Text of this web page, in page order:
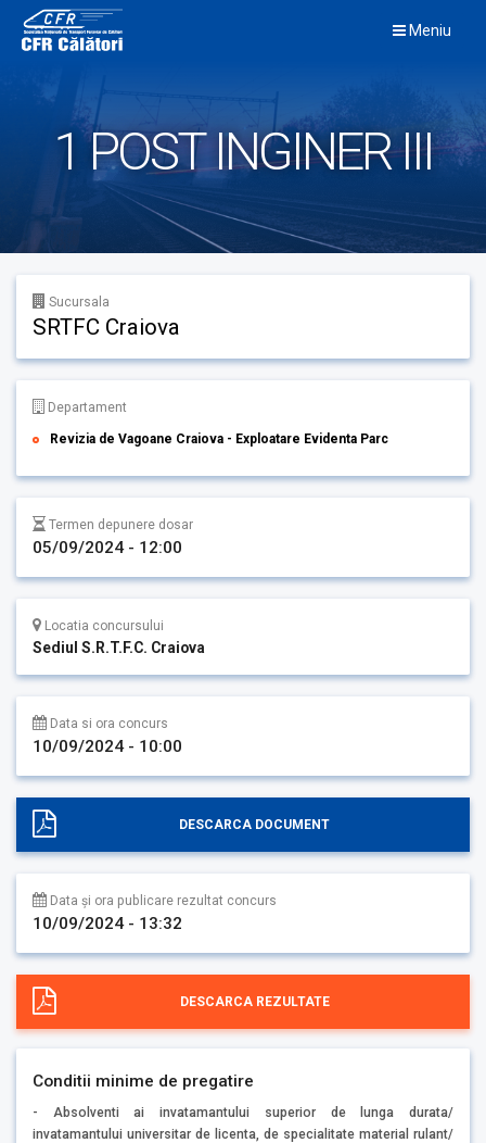
content
Meniu
1 POST INGINER III
Sucursala
SRTFC Craiova
Departament
Revizia de Vagoane Craiova - Exploatare Evidenta Parc
Termen depunere dosar
05/09/2024 - 12:00
Locatia concursului
Sediul S.R.T.F.C. Craiova
Data si ora concurs
10/09/2024 - 10:00
DESCARCA DOCUMENT
Data și ora publicare rezultat concurs
10/09/2024 - 13:32
DESCARCA REZULTATE
Conditii minime de pregatire
- Absolventi ai invatamantului superior de lunga durata/
invatamantului universitar de licenta, de specialitate material rulant/